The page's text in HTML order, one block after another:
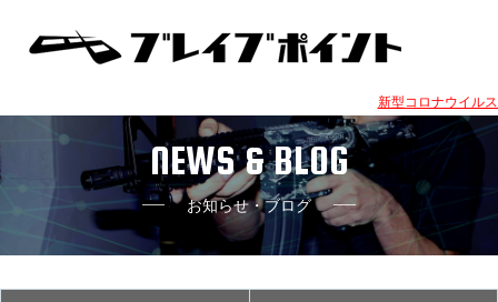
新型コロナウイル
NEWS & BLOG
お知らせ・ブログ